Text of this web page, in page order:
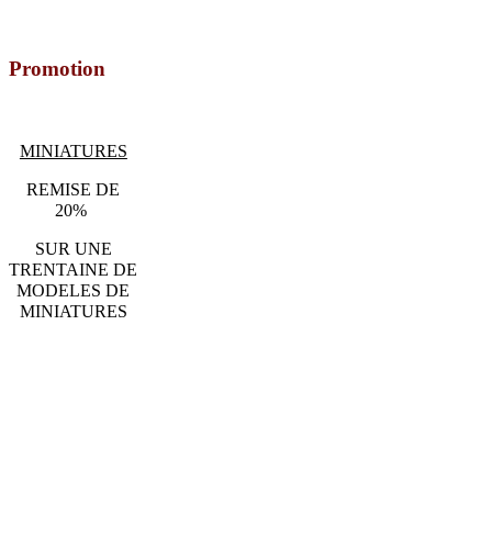
Promotion
MINIATURES
REMISE DE
20%
SUR UNE
TRENTAINE DE
MODELES DE
MINIATURES